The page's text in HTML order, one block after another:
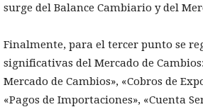
surge del Balance Cambiario y del
Finalmente, para el tercer punto se
significativas del Mercado de
Mercado de Cambios», «Cobros de
«Pagos de Importaciones», «Cuenta